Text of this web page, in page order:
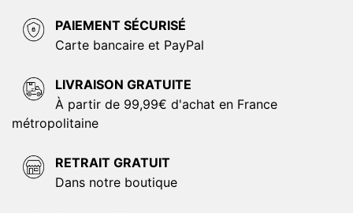
PAIEMENT SÉCURISÉ
Carte bancaire et PayPal
LIVRAISON GRATUITE
À partir de 99,99€ d'achat en France
métropolitaine
RETRAIT GRATUIT
Dans notre boutique